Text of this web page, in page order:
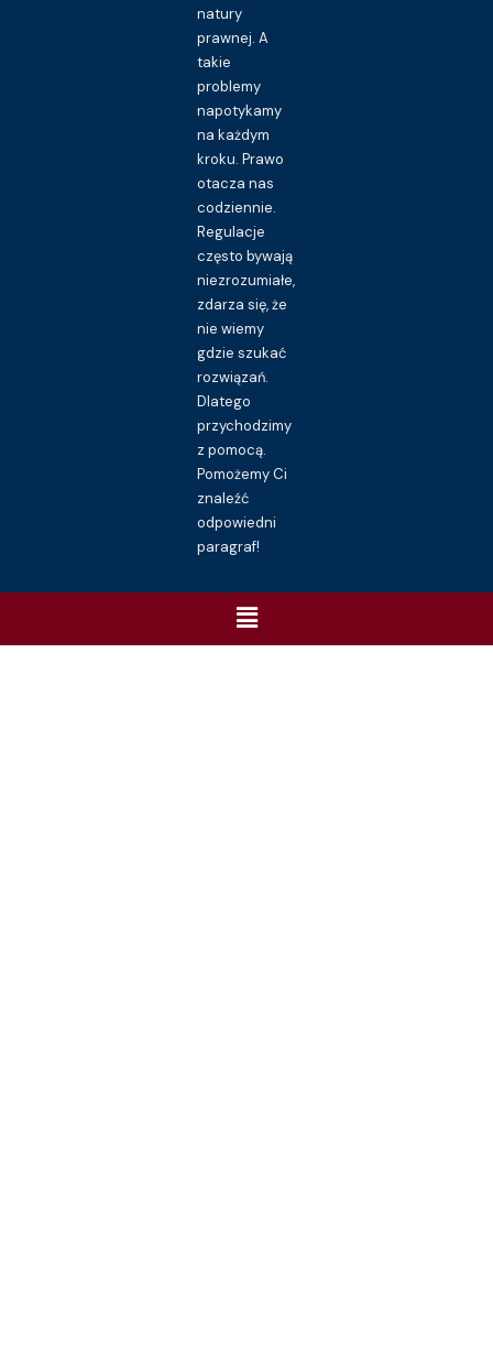
natury
prawnej. A
takie
problemy
napotykamy
na każdym
kroku. Prawo
otacza nas
codziennie.
Regulacje
często bywają
niezrozumiałe,
zdarza się, że
nie wiemy
gdzie szukać
rozwiązań.
Dlatego
przychodzimy
z pomocą.
Pomożemy Ci
znaleźć
odpowiedni
paragraf!
Menu